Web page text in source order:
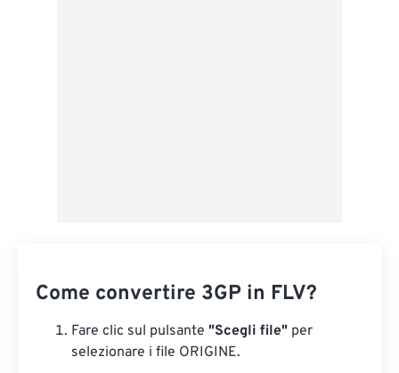
Come convertire 3GP in FLV?
Fare clic sul pulsante "Scegli file" per
selezionare i file ORIGINE.